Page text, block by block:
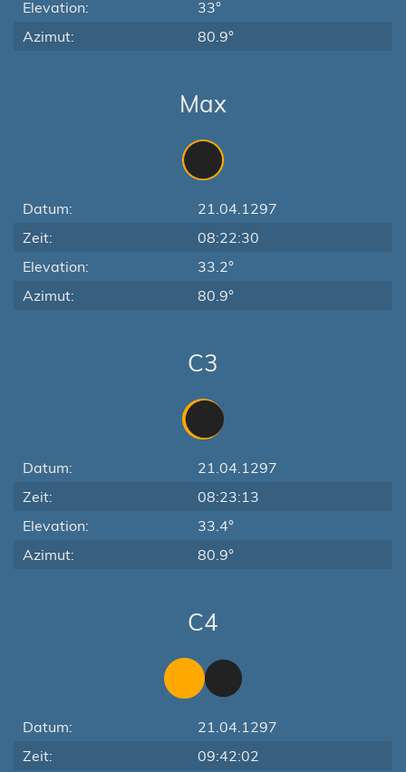
Elevation:
33°
Azimut:
80.9°
Max
Datum:
21.04.1297
Zeit:
08:22:30
Elevation:
33.2°
Azimut:
80.9°
C3
Datum:
21.04.1297
Zeit:
08:23:13
Elevation:
33.4°
Azimut:
80.9°
C4
Datum:
21.04.1297
Zeit:
09:42:02